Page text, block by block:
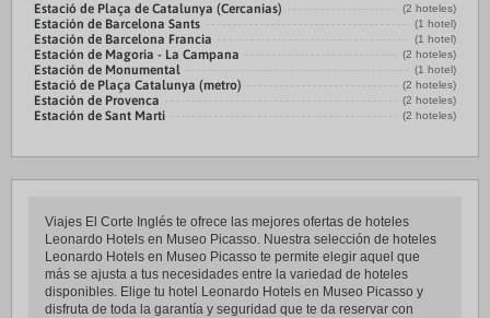
Estació de Plaça de Catalunya (Cercanias) (2 hoteles)
Estación de Barcelona Sants (1 hotel)
Estación de Barcelona Francia (1 hotel)
Estación de Magoria - La Campana (2 hoteles)
Estación de Monumental (1 hotel)
Estació de Plaça Catalunya (metro) (2 hoteles)
Estación de Provenca (2 hoteles)
Estación de Sant Marti (2 hoteles)
Viajes El Corte Inglés te ofrece las mejores ofertas de hoteles
Leonardo Hotels en Museo Picasso. Nuestra selección de hoteles
Leonardo Hotels en Museo Picasso te permite elegir aquel que
más se ajusta a tus necesidades entre la variedad de hoteles
disponibles. Elige tu hotel Leonardo Hotels en Museo Picasso y
disfruta de toda la garantía y seguridad que te da reservar con